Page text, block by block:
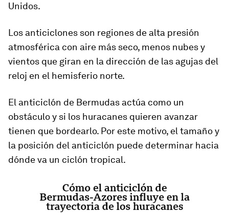
Unidos.
Los anticiclones son regiones de alta presión
atmosférica con aire más seco, menos nubes y
vientos que giran en la dirección de las agujas del
reloj en el hemisferio norte.
El anticiclón de Bermudas actúa como un
obstáculoy si los huracanes quieren avanzar
tienen que bordearlo. Por este motivo, el tamaño y
la posición del anticiclón puede determinar hacia
dónde va un ciclón tropical.